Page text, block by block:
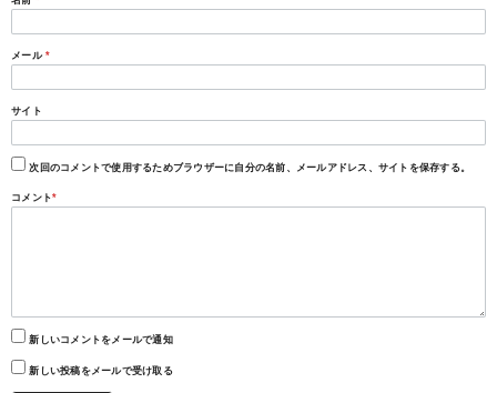
メール *
サイト
次回のコメントで使用するためブラウザーに自分の名前、メールアドレス、サイトを保存する。
コメント*
新しいコメントをメールで通知
新しい投稿をメールで受け取る